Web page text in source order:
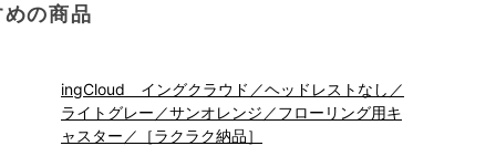
の商品
ingCloud イングクラウド／ヘッドレストなし／
ライトグレー／サンオレンジ／フローリング用キ
ャスター／［ラクラク納品］